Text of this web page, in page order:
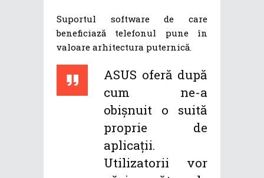
Suportul software de care
beneficiază telefonul pune în
valoare arhitectura puternică.
ASUS oferă după
cum ne-a
obișnuit o suită
proprie de
aplicații.
Utilizatorii vor